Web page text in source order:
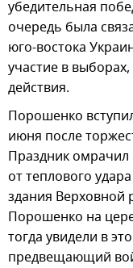
убедительная
очередь была
юго-востока
участие в
действия.
Порошенко
июня после
Праздник
от теплового
здания Верховной
Порошенко на
тогда увидели в
предвещающий